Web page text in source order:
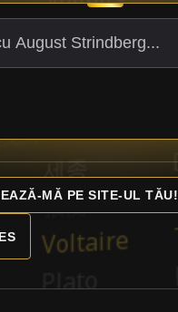
MĂ PE SITE-UL TĂU!